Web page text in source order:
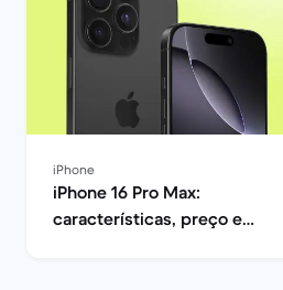
iPhone
iPhone 16 Pro Max:
características, preço e